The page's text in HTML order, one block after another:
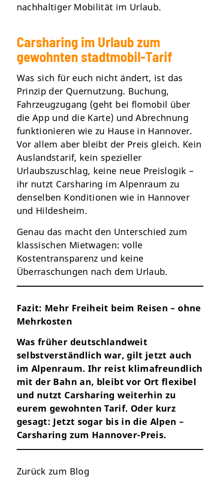
nachhaltiger Mobilität im Urlaub.
Carsharing im Urlaub zum
gewohnten stadtmobil-Tarif
Was sich für euch nicht ändert, ist das
Prinzip der Quernutzung. Buchung,
Fahrzeugzugang (geht bei flomobil über
die App und die Karte) und Abrechnung
funktionieren wie zu Hause in Hannover.
Vor allem aber bleibt der Preis gleich. Kein
Auslandstarif, kein spezieller
Urlaubszuschlag, keine neue Preislogik –
ihr nutzt Carsharing im Alpenraum zu
denselben Konditionen wie in Hannover
und Hildesheim.
Genau das macht den Unterschied zum
klassischen Mietwagen: volle
Kostentransparenz und keine
Überraschungen nach dem Urlaub.
Fazit: Mehr Freiheit beim Reisen – ohne
Mehrkosten
Was früher deutschlandweit
selbstverständlich war, gilt jetzt auch
im Alpenraum. Ihr reist klimafreundlich
mit der Bahn an, bleibt vor Ort flexibel
und nutzt Carsharing weiterhin zu
eurem gewohnten Tarif. Oder kurz
gesagt: Jetzt sogar bis in die Alpen –
Carsharing zum Hannover-Preis.
Zurück zum Blog